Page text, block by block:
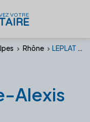
VOTRE
Rhône LEPLAT Pierre-Alexis
Alexis